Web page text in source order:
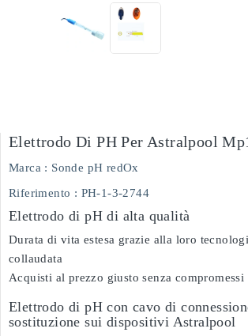
Elettrodo Di PH Per Astralpool
Marca : Sonde pH redOx
Riferimento : PH-1-3-2744
Elettrodo di pH di alta qualità
Durata di vita estesa grazie alla loro
collaudata
Acquisti al prezzo giusto senza compromessi
Elettrodo di pH con cavo di
sostituzione sui dispositivi Astralpool